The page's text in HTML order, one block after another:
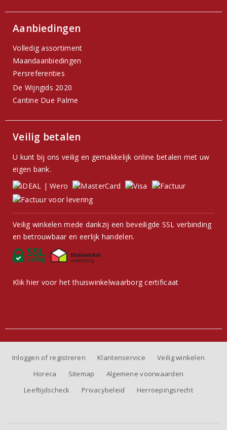
Aanbiedingen
Volledig assortiment
Maandaanbiedingen
Persreferenties
De Wijngids 2020
Cantine Due Palme
Veilig betalen
U kunt bij ons veilig en gemakkelijk online betalen met uw
eigen bank.
Veilig winkelen mede dankzij een beveiligde SSL verbinding
en betrouwbaar en eerlijk handelen.
Klik hier voor het thuiswinkelwaarborg certificaat
Inloggen of registreren Klantenservice
Veilig winkelen
Horeca
Sitemap
Algemene voorwaarden
Leeftijdscheck
Privacybeleid Herroepingsrecht